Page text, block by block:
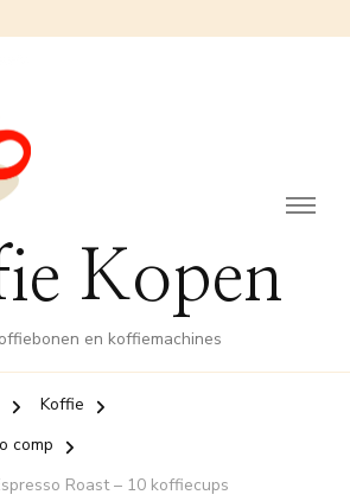
Kopen
en koffiemachines
Koffie
comp
Roast – 10 koffiecups